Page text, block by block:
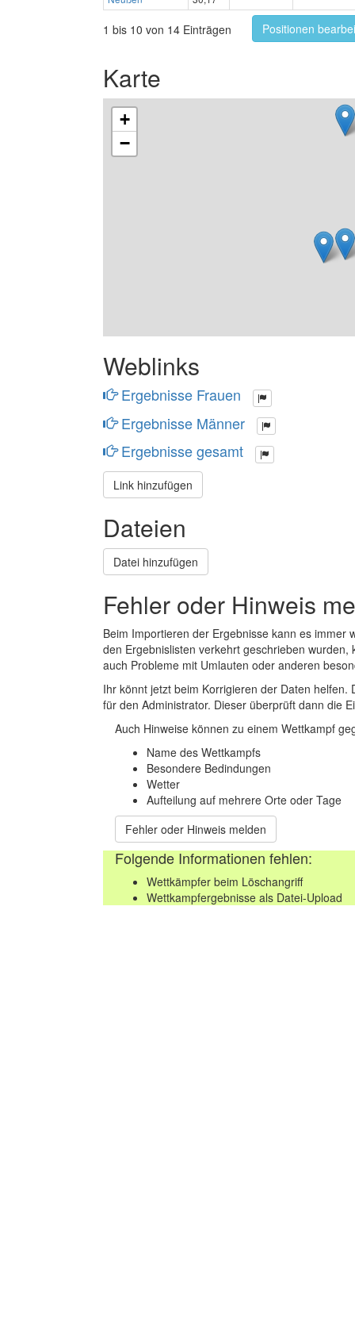
1 bis 10 von 14 Einträgen Positionen
Karte
+
−
Weblinks
Ergebnisse Frauen
Ergebnisse Männer
Ergebnisse gesamt
Link hinzufügen
Dateien
Datei hinzufügen
Fehler oder Hinweis
Beim Importieren der Ergebnisse kann es
den Ergebnislisten verkehrt geschrieben
auch Probleme mit Umlauten oder anderen
Ihr könnt jetzt beim Korrigieren der Daten
für den Administrator. Dieser überprüft dann die
Auch Hinweise können zu einem Wettkampf
Name des Wettkampfs
Besondere Bedindungen
Wetter
Aufteilung auf mehrere Orte oder Tage
Fehler oder Hinweis melden
Folgende Informationen fehlen:
Wettkämpfer beim Löschangriff
Wettkampfergebnisse als Datei-Upload